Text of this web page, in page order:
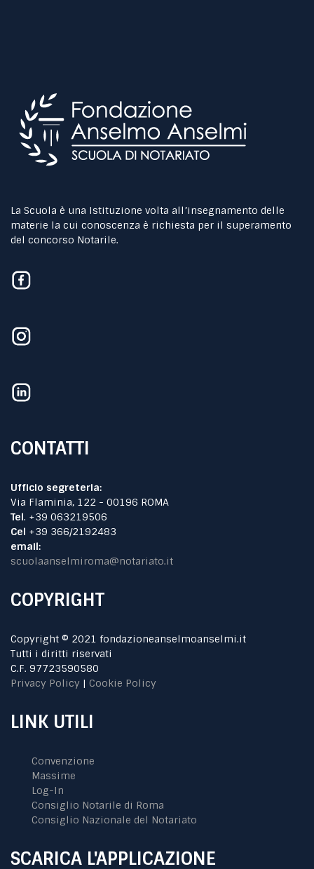
La Scuola è una Istituzione volta all’insegnamento delle
materie la cui conoscenza è richiesta per il superamento
del concorso Notarile.
CONTATTI
Ufficio segreteria:
Via Flaminia, 122 - 00196 ROMA
Tel. +39 063219506
Cel +39 366/2192483
email:
scuolaanselmiroma@notariato.it
COPYRIGHT
Copyright © 2021 fondazioneanselmoanselmi.it
Tutti i diritti riservati
C.F. 97723590580
Privacy Policy | Cookie Policy
LINK UTILI
Convenzione
Massime
Log-In
Consiglio Notarile di Roma
Consiglio Nazionale del Notariato
SCARICA L'APPLICAZIONE